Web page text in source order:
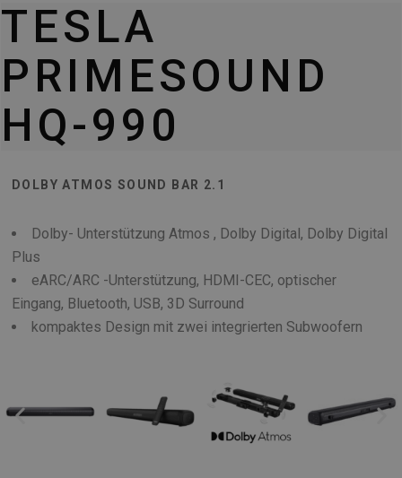
TESLA
PRIMESOUND
HQ-990
DOLBY ATMOS SOUND BAR 2.1
Dolby- Unterstützung Atmos , Dolby Digital, Dolby Digital
Plus
eARC/ARC -Unterstützung, HDMI-CEC, optischer
Eingang, Bluetooth, USB, 3D Surround
kompaktes Design mit zwei integrierten Subwoofern